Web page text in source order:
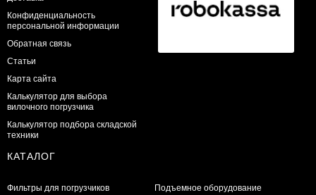
Конфиденциальность
персональной информации
Обратная связь
Статьи
Карта сайта
Калькулятор для выбора
вилочного погрузчика
Калькулятор подбора складской
техники
КАТАЛОГ
Фильтры для погрузчиков
Подъемное оборудование